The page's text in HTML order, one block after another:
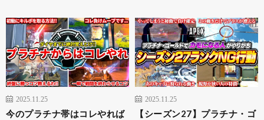
2025.11.25
今のプラチナ帯はコレやれば
2025.11.25
【シーズン27】プラチナ・ゴ